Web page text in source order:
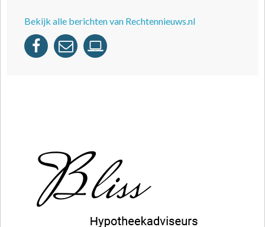
Bekijk alle berichten van Rechtennieuws.nl